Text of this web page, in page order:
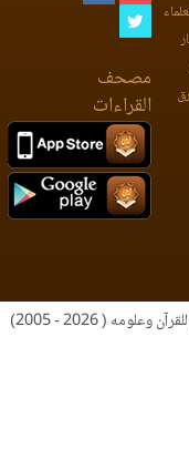
مصحف
القراءات
( 2026 - 2005)